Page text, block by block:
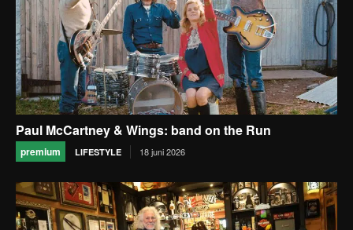
Paul McCartney & Wings: band on the Run
premium LIFESTYLE 18 juni 2026